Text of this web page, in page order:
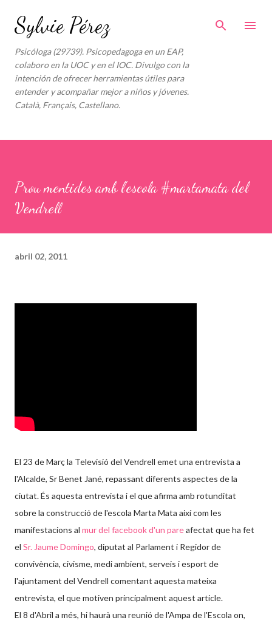
Sylvie Pérez
Psicóloga (29739). Psicopedagoga en un EAP,
colaboro en la UOC y en el IOC. Divulgo con la
intención de ofrecer herramientas útiles para
entender y acompañar mejor a niños y jóvenes.
Català, Français, Castellano.
Prou mentides amb l'escola #martamata del
Vendrell
abril 02, 2011
El 23 de Març la Televisió del Vendrell emet una entrevista a
l'Alcalde, Sr Benet Jané, repassant diferents aspectes de la
ciutat. És aquesta entrevista i el que afirma amb rotunditat
sobre la construcció de l'escola Marta Mata així com les
manifestacions al mur del facebook d'un pareafectat que ha fet
el Sr. Jaume Domingo, diputat al Parlament i Regidor de
convivència, civisme, medi ambient, serveis i esport de
l'ajuntament del Vendrell comentant aquesta mateixa
entrevista, el que motiven principalment aquest article.
El 8 d'Abril a més, hi haurà una reunió de l'Ampa de l'Escola on,